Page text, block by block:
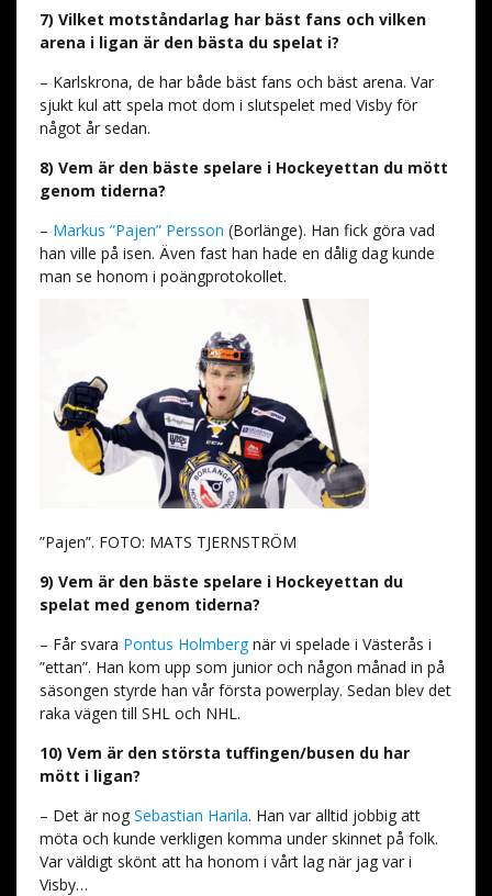
7) Vilket motståndarlag har bäst fans och vilken
arena i ligan är den bästa du spelat i?
– Karlskrona, de har både bäst fans och bäst arena. Var
sjukt kul att spela mot dom i slutspelet med Visby för
något år sedan.
8) Vem är den bäste spelare i Hockeyettan du mött
genom tiderna?
– Markus ”Pajen” Persson (Borlänge). Han fick göra vad
han ville på isen. Även fast han hade en dålig dag kunde
man se honom i poängprotokollet.
”Pajen”. FOTO: MATS TJERNSTRÖM
9) Vem är den bäste spelare i Hockeyettan du
spelat med genom tiderna?
– Får svara Pontus Holmbergnär vi spelade i Västerås i
”ettan”. Han kom upp som junior och någon månad in på
säsongen styrde han vår första powerplay. Sedan blev det
raka vägen till SHL och NHL.
10) Vem är den största tuffingen/busen du har
mött i ligan?
– Det är nog Sebastian Harila. Han var alltid jobbig att
möta och kunde verkligen komma under skinnet på folk.
Var väldigt skönt att ha honom i vårt lag när jag var i
Visby…